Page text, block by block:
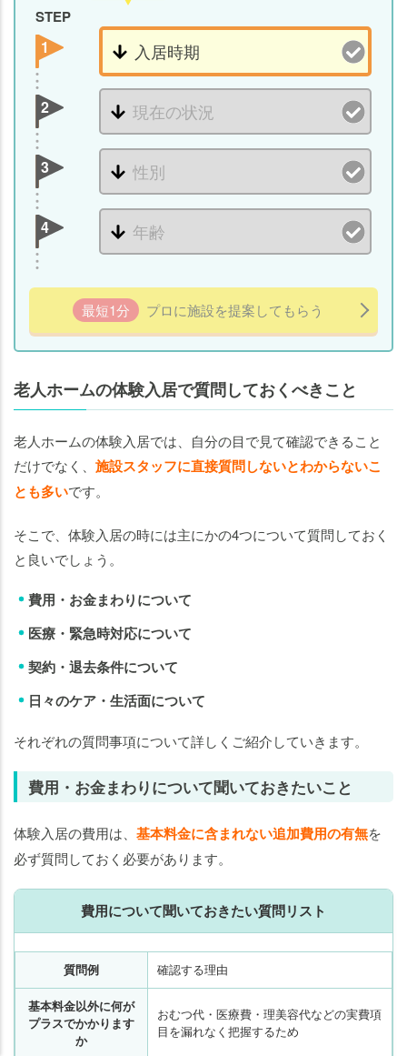
STEP
1
2
3
4
最短1分 プロに施設を提案してもらう
老人ホームの体験入居で質問しておくべきこと
老人ホームの体験入居では、自分の目で見て確認できること
だけでなく、 施設スタッフに直接質問しないとわからないこ
とも多いです。
そこで、体験入居の時には主にかの4つについて質問しておく
と良いでしょう。
費用・お金まわりについて
医療・緊急時対応について
契約・退去条件について
日々のケア・生活面について
それぞれの質問事項について詳しくご紹介していきます。
費用・お金まわりについて聞いておきたいこと
体験入居の費用は、 基本料金に含まれない追加費用の有無を
必ず質問しておく必要があります。
費用について聞いておきたい質問リスト
質問例 確認する理由
基本料金以外に何が
プラスでかかります
か
おむつ代・医療費・理美容代などの実費項
目を漏れなく把握するため
老人ホームの知りたいことがわかる
老人ホームの知りたいことがわかる